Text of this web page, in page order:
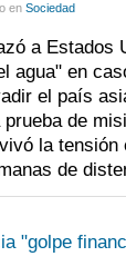
en Sociedad
a Estados
agua" en
el país
de
la tensión
de